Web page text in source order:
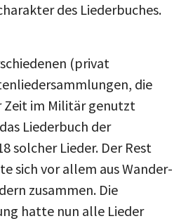
des Liederbuches.
(privat
die
Zeit im Militär genutzt
Liederbuch der
solcher Lieder. Der Rest
sich vor allem aus Wander-
zusammen. Die
hatte nun alle Lieder